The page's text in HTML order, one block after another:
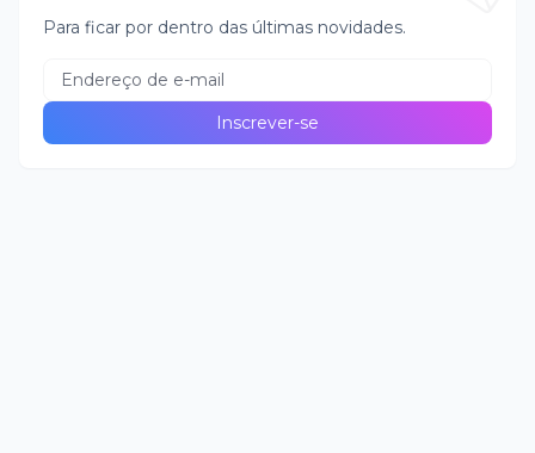
Para ficar por dentro das últimas novidades.